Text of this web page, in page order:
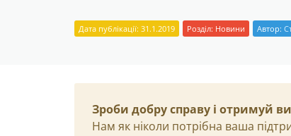
Дата публікації: 31.1.2019 Розділ: Новини Автор:
Зроби добру справу і отримуй
Нам як ніколи потрібна ваша